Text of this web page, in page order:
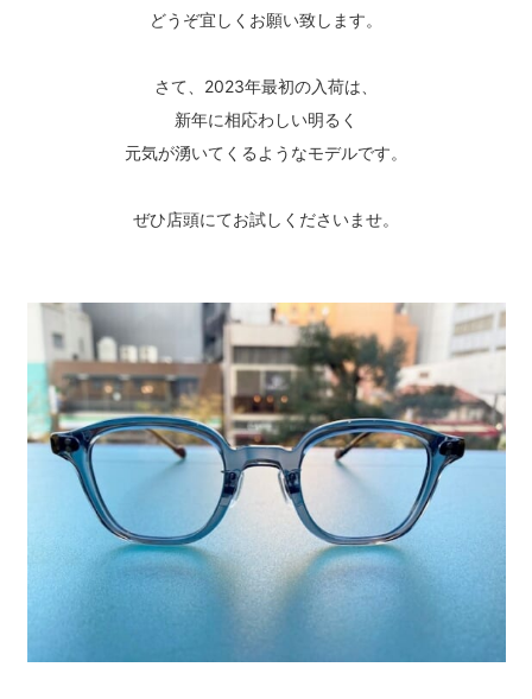
どうぞ宜しくお願い致します。
さて、2023年最初の入荷は、
新年に相応わしい明るく
元気が湧いてくるようなモデルです。
ぜひ店頭にてお試しくださいませ。